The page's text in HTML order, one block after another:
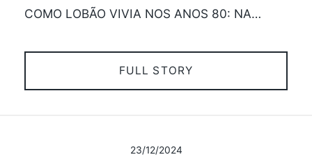
COMO LOBÃO VIVIA NOS ANOS 80: NA…
FULL STORY
23/12/2024